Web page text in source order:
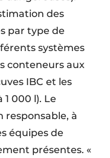
des
par type de
systèmes
conteneurs aux
IBC et les
000 l). Le
responsable, à
équipes de
présentes. «